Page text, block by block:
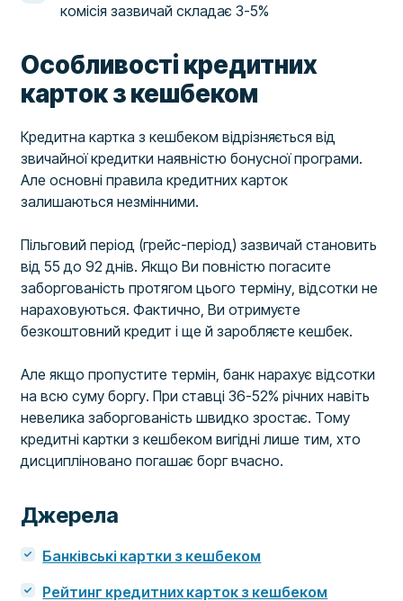
комісія зазвичай складає 3-5%
Особливості кредитних
карток з кешбеком
Кредитна картка з кешбеком відрізняється від
звичайної кредитки наявністю бонусної програми.
Але основні правила кредитних карток
залишаються незмінними.
Пільговий період (грейс-період) зазвичай становить
від 55 до 92 днів. Якщо Ви повністю погасите
заборгованість протягом цього терміну, відсотки не
нараховуються. Фактично, Ви отримуєте
безкоштовний кредит і ще й заробляєте кешбек.
Але якщо пропустите термін, банк нарахує відсотки
на всю суму боргу. При ставці 36-52% річних навіть
невелика заборгованість швидко зростає. Тому
кредитні картки з кешбеком вигідні лише тим, хто
дисципліновано погашає борг вчасно.
Джерела
Банківські картки з кешбеком
Рейтинг кредитних карток з кешбеком